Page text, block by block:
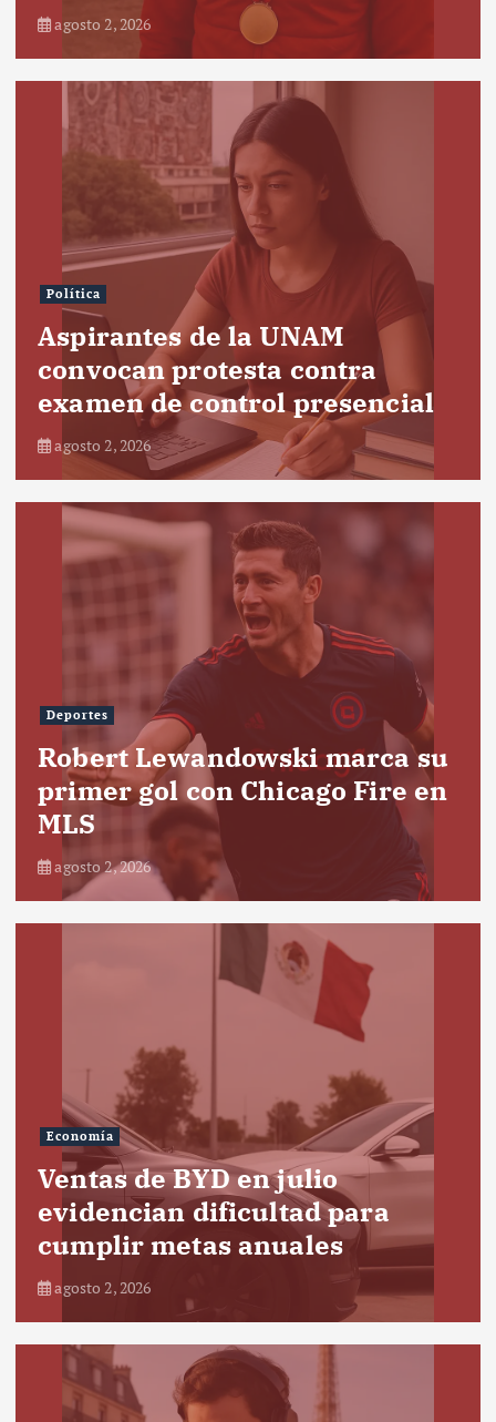
agosto 2, 2026
Política
Aspirantes de la UNAM
convocan protesta contra
examen de control presencial
agosto 2, 2026
Deportes
Robert Lewandowski marca su
primer gol con Chicago Fire en
MLS
agosto 2, 2026
Economía
Ventas de BYD en julio
evidencian dificultad para
cumplir metas anuales
agosto 2, 2026